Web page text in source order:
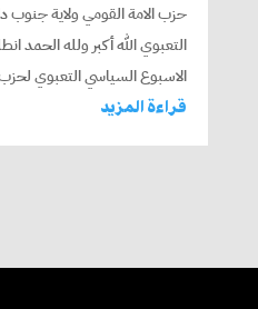
حزب الامة القومي ولاية جنوب
التعبوي الله أكبر ولله الحمد
الاسبوع السياسي التعبوي
قراءة المزيد